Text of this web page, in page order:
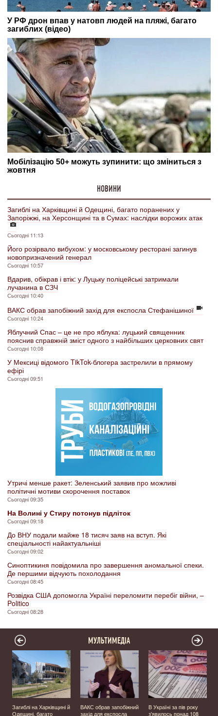
НОВИНИ
Загиблі на Харківщині й Одещині, багато поранених у
Запоріжжі, на Херсонщині та в Сумах: наслідки ворожих атак
Сьогодні 11:13
Його розірвало вибухом: у московському ресторані загинув
новопризначений генерал
Сьогодні 10:57
Вдарив, обікрав і втік: у Луцьку поліцейські затримали
лучанина в СЗЧ
Сьогодні 10:40
ВАКС обрав запобіжний захід для експосла Стефанішиної
Сьогодні 10:24
Яблучний Спас – це не про яблука: луцький священник
пояснив справжній зміст одного з найбільших церковних свят
Сьогодні 10:08
У Мексиці відомого TikTok-блогера застрелили в прямому
ефірі
Сьогодні 09:51
Утричі менше ракет: Зеленський заявив про можливі
політичні мотиви скорочення поставок
Сьогодні 09:35
На Волині у Стиру потонув підліток
Сьогодні 09:18
До ВНУ подали майже 18 тисяч заяв на вступ. Які
спеціальності найактуальніші
Сьогодні 09:02
Синоптикиня повідомила про завершення аномальної спеки.
Де першими відчують похолодання
Сьогодні 08:45
Розвідка США допомогла Україні переломити перебіг війни, –
Politico
Сьогодні 08:28
МУЛЬТИМЕДІА
Загиблі на Харківщині й
Одещині, багато
ВАКС обрав запобіжний
захід для експосла
В Україні за пів року
з'явилось понад 108